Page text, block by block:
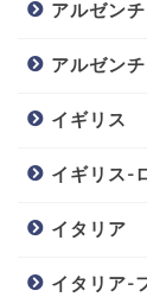
アルゼン
アルゼン
イギリス
イギリス-
イタリア
イタリア-